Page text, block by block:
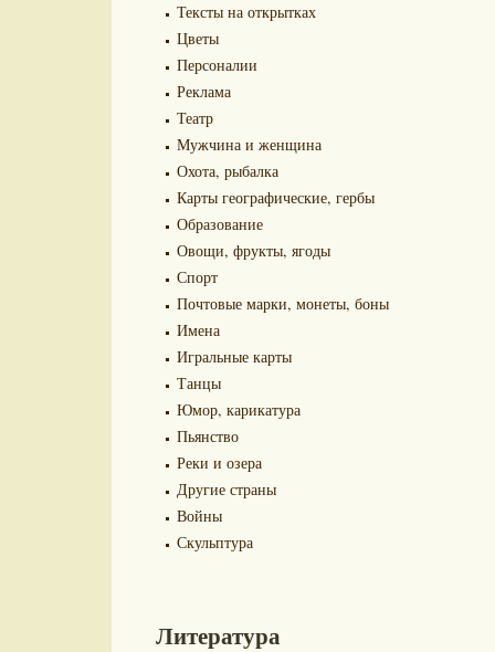
Тексты на открытках
Цветы
Персоналии
Реклама
Театр
Мужчина и женщина
Охота, рыбалка
Карты географические, гербы
Образование
Овощи, фрукты, ягоды
Спорт
Почтовые марки, монеты, боны
Имена
Игральные карты
Танцы
Юмор, карикатура
Пьянство
Реки и озера
Другие страны
Войны
Скульптура
Литература